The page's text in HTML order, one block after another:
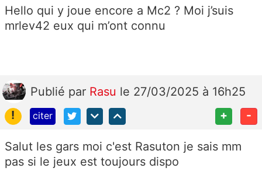
Hello qui y joue encore a Mc2 ? Moi j’suis
mrlev42 eux qui m’ont connu
Publié par Rasu le 27/03/2025 à 16h25
!
citer + -
Salut les gars moi c'est Rasuton je sais mm
pas si le jeux est toujours dispo